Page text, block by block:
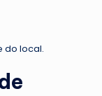
do local.